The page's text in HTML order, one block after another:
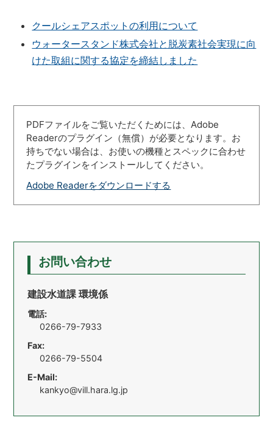
クールシェアスポットの利用について
ウォータースタンド株式会社と脱炭素社会実現に向
けた取組に関する協定を締結しました
PDFファイルをご覧いただくためには、Adobe
Readerのプラグイン（無償）が必要となります。お
持ちでない場合は、お使いの機種とスペックに合わせ
たプラグインをインストールしてください。
Adobe Readerをダウンロードする
お問い合わせ
建設水道課 環境係
電話:
0266-79-7933
Fax:
0266-79-5504
E-Mail:
kankyo@vill.hara.lg.jp